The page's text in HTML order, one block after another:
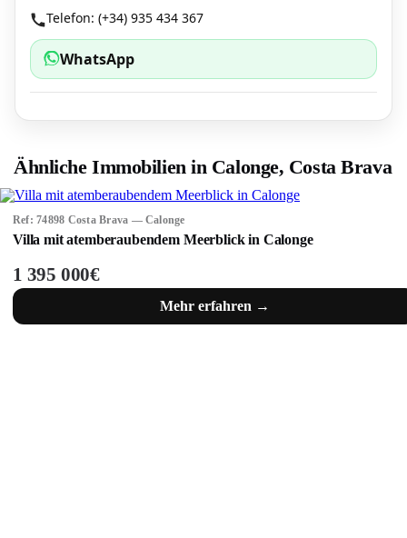
Telefon: (+34) 935 434 367
WhatsApp
Ähnliche Immobilien in Calonge, Costa Brava
Ref: 74898 Costa Brava — Calonge
Villa mit atemberaubendem Meerblick in Calonge
1 395 000€
Mehr erfahren →